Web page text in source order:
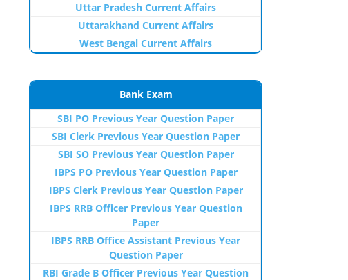
Uttar Pradesh Current Affairs
Uttarakhand Current Affairs
West Bengal Current Affairs
Bank Exam
SBI PO Previous Year Question Paper
SBI Clerk Previous Year Question Paper
SBI SO Previous Year Question Paper
IBPS PO Previous Year Question Paper
IBPS Clerk Previous Year Question Paper
IBPS RRB Officer Previous Year Question
Paper
IBPS RRB Office Assistant Previous Year
Question Paper
RBI Grade B Officer Previous Year Question